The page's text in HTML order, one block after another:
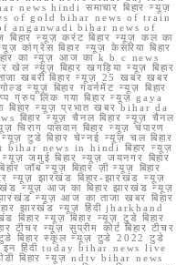
news hindi समाचार बिहार न्यूज़
of gold bihar news of train
anganwadi bihar news of
न्यूज़ करंट बिहार न्यूज़ कल का
कांग्रेस बिहार न्यूज़ केसरिया बिहार
का न्यूज़ आज का k b c news
खेल न्यूज़ बिहार खगड़िया न्यूज़ बिहार
खबरी बिहार न्यूज़ 25 खबर खबर
न्यूज़ बिहार गवर्नमेंट न्यूज़ बिहार
ग्रुप लिंक गया बिहार न्यूज़ gaya
बिहार न्यूज़ प्रभात खबर bihar da
न्यूज़ चैनल बिहार न्यूज़ चैनल
चिराग पासवान बिहार न्यूज़ चंपारण
न्यूज़ टुडे बिहार चेन्नई न्यूज़ चल बिहार
bihar news in hindi बिहार न्यूज़
न्यूज़ जमुई बिहार न्यूज़ जयनगर बिहार
जॉब न्यूज़ बिहार ज़ी न्यूज़ बिहार
न्यूज़ झारखंड बिहार-झारखंड न्यूज़
न्यूज़ आज का बिहार झारखंड न्यूज़
न्यूज़ आज का ताजा खबर बिहार
झारखंड न्यूज़ हिंदी jharkhand
न्यूज़ बिहार न्यूज़ टुडे बिहार
टीचर न्यूज़ सुप्रीम कोर्ट बिहार टीचर
टुडे बिहार स्कूल न्यूज़ टुडे 2022 टुडे
इन हिंदी today bihar news live
बिहार न्यूज़ ndtv bihar news